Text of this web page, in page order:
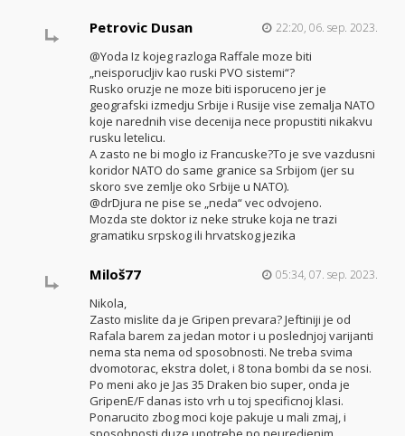
Petrovic Dusan 22:20, 06. sep. 2023.
@Yoda Iz kojeg razloga Raffale moze biti
„neisporucljiv kao ruski PVO sistemi“?
Rusko oruzje ne moze biti isporuceno jer je
geografski izmedju Srbije i Rusije vise zemalja NATO
koje narednih vise decenija nece propustiti nikakvu
rusku letelicu.
A zasto ne bi moglo iz Francuske?To je sve vazdusni
koridor NATO do same granice sa Srbijom (jer su
skoro sve zemlje oko Srbije u NATO).
@drDjura ne pise se „neda“ vec odvojeno.
Mozda ste doktor iz neke struke koja ne trazi
gramatiku srpskog ili hrvatskog jezika
Miloš77 05:34, 07. sep. 2023.
Nikola,
Zasto mislite da je Gripen prevara? Jeftiniji je od
Rafala barem za jedan motor i u poslednjoj varijanti
nema sta nema od sposobnosti. Ne treba svima
dvomotorac, ekstra dolet, i 8 tona bombi da se nosi.
Po meni ako je Jas 35 Draken bio super, onda je
GripenE/F danas isto vrh u toj specificnoj klasi.
Ponarucito zbog moci koje pakuje u mali zmaj, i